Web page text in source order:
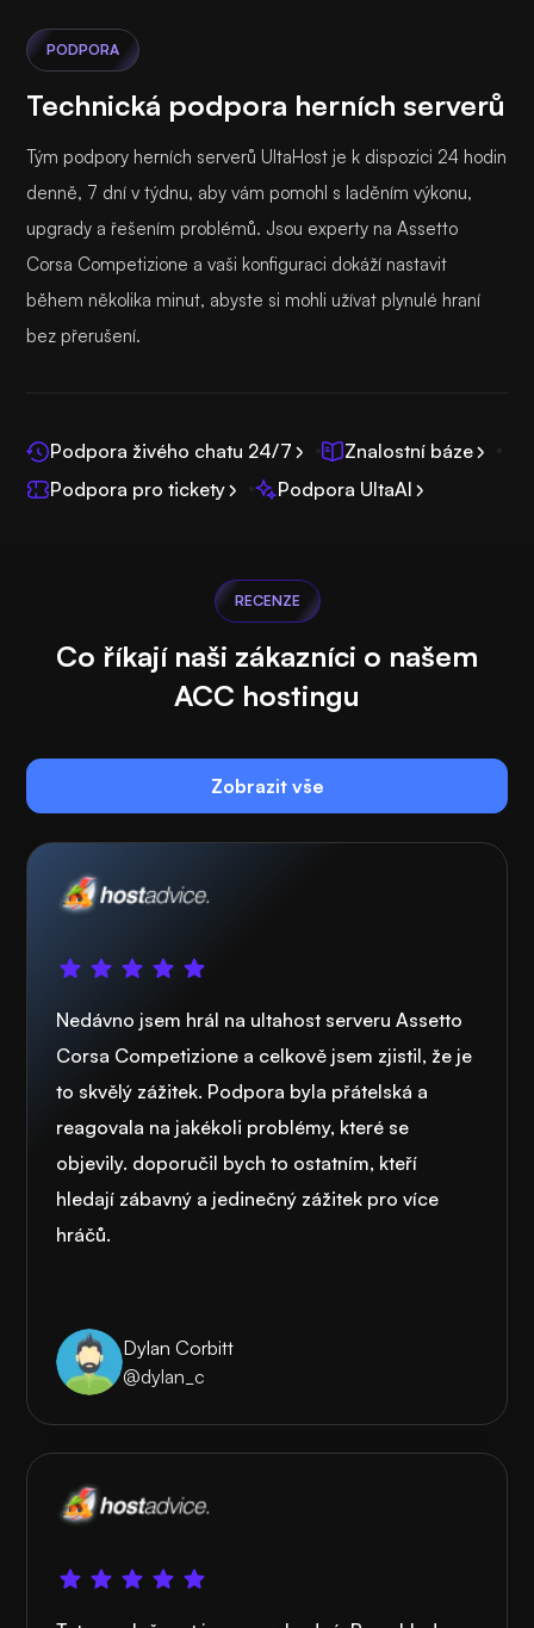
PODPORA
Technická podpora herních serverů
Tým podpory herních serverů UltaHost je k dispozici 24 hodin
denně, 7 dní v týdnu, aby vám pomohl s laděním výkonu,
upgrady a řešením problémů. Jsou experty na Assetto
Corsa Competizione a vaši konfiguraci dokáží nastavit
během několika minut, abyste si mohli užívat plynulé hraní
bez přerušení.
Podpora živého chatu 24/7
Znalostní báze
Podpora pro tickety
Podpora UltaAI
RECENZE
Co říkají naši zákazníci o našem
ACC hostingu
Zobrazit vše
Nedávno jsem hrál na ultahost serveru Assetto
Corsa Competizione a celkově jsem zjistil, že je
to skvělý zážitek. Podpora byla přátelská a
reagovala na jakékoli problémy, které se
objevily. doporučil bych to ostatním, kteří
hledají zábavný a jedinečný zážitek pro více
hráčů.
Dylan Corbitt
@dylan_c